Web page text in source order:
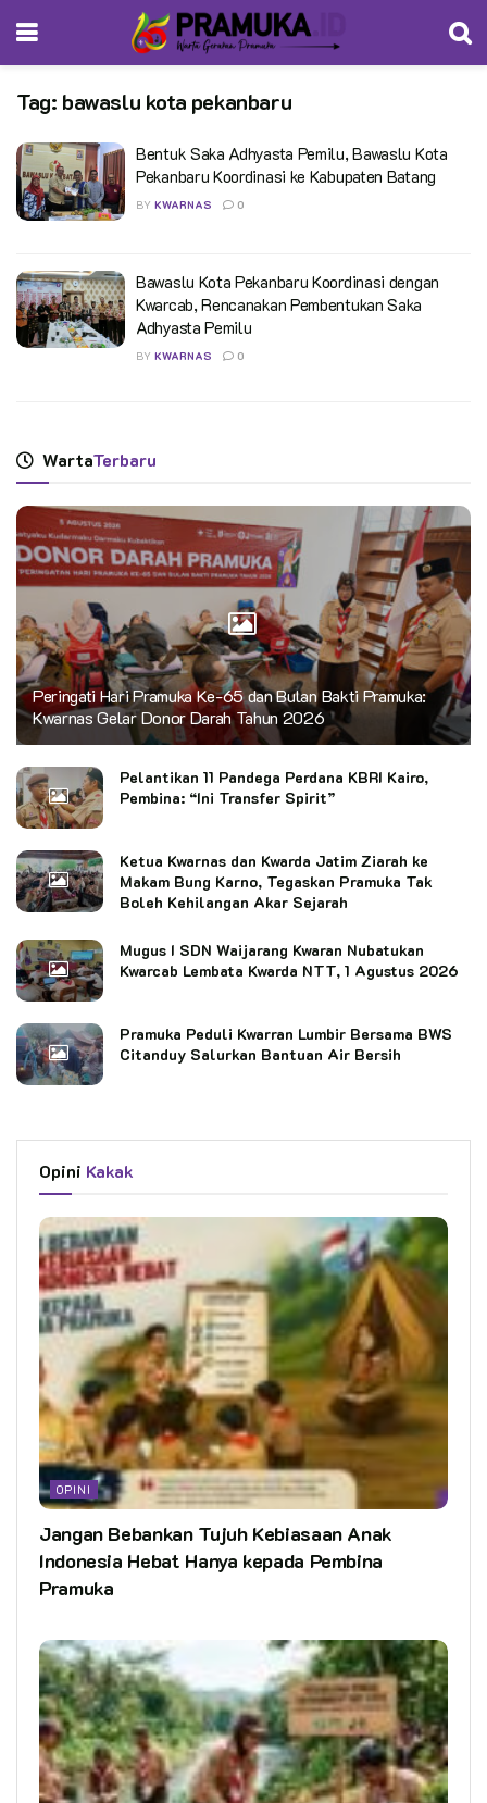
Tag: bawaslu kota pekanbaru
Bentuk Saka Adhyasta Pemilu, Bawaslu Kota
Pekanbaru Koordinasi ke Kabupaten Batang
BY KWARNAS 0
Bawaslu Kota Pekanbaru Koordinasi dengan
Kwarcab, Rencanakan Pembentukan Saka
Adhyasta Pemilu
BY KWARNAS 0
WartaTerbaru
Peringati Hari Pramuka Ke-65 dan Bulan Bakti Pramuka:
Kwarnas Gelar Donor Darah Tahun 2026
Pelantikan 11 Pandega Perdana KBRI Kairo,
Pembina: “Ini Transfer Spirit”
Ketua Kwarnas dan Kwarda Jatim Ziarah ke
Makam Bung Karno, Tegaskan Pramuka Tak
Boleh Kehilangan Akar Sejarah
Mugus I SDN Waijarang Kwaran Nubatukan
Kwarcab Lembata Kwarda NTT, 1 Agustus 2026
Pramuka Peduli Kwarran Lumbir Bersama BWS
Citanduy Salurkan Bantuan Air Bersih
Opini Kakak
OPINI
Jangan Bebankan Tujuh Kebiasaan Anak
Indonesia Hebat Hanya kepada Pembina
Pramuka